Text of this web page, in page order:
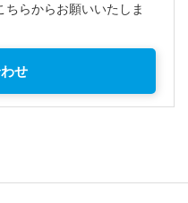
らからお願いいたしま
せ